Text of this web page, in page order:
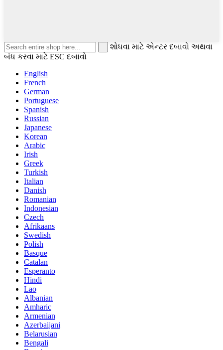
શોધવા માટે એન્ટર દબાવો અથવા
બંધ કરવા માટે ESC દબાવો
English
French
German
Portuguese
Spanish
Russian
Japanese
Korean
Arabic
Irish
Greek
Turkish
Italian
Danish
Romanian
Indonesian
Czech
Afrikaans
Swedish
Polish
Basque
Catalan
Esperanto
Hindi
Lao
Albanian
Amharic
Armenian
Azerbaijani
Belarusian
Bengali